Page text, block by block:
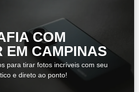
COM
EM CAMPINAS
para tirar fotos incríveis com seu
e direto ao ponto!